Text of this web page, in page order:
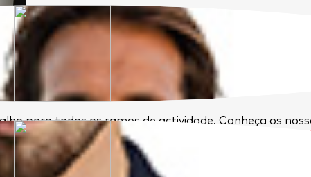
para todos os ramos de actividade. Conheça os